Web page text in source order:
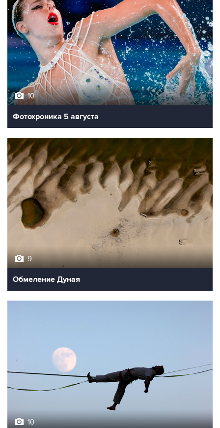
10
Фотохроника 5 августа
9
Обмеление Дуная
10